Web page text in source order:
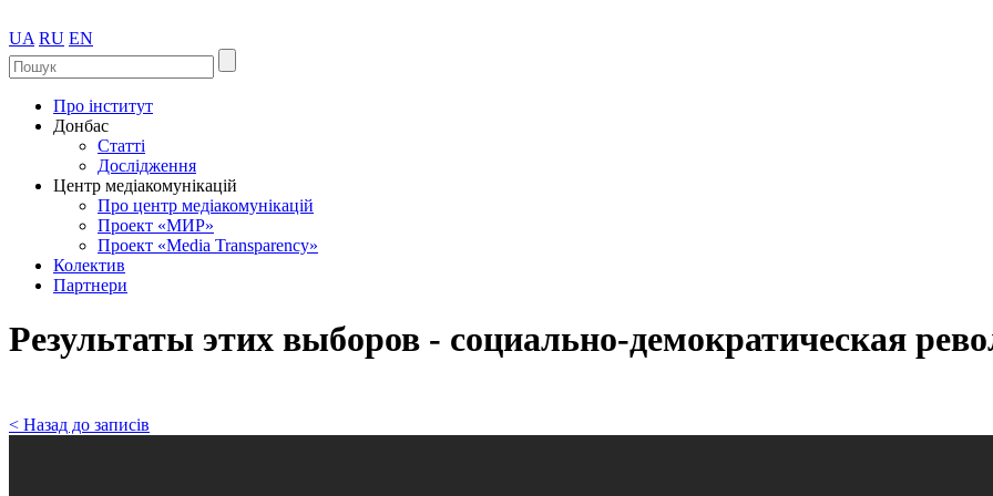
UA RU EN
Про інститут
Донбас
Статті
Дослідження
Центр медіакомунікацій
Про центр медіакомунікацій
Проект «МИР»
Проект «Media Transparency»
Колектив
Партнери
Результаты этих выборов - социально-демократическая
< Назад до записів